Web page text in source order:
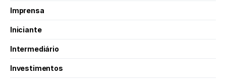
Imprensa
Iniciante
Intermediário
Investimentos